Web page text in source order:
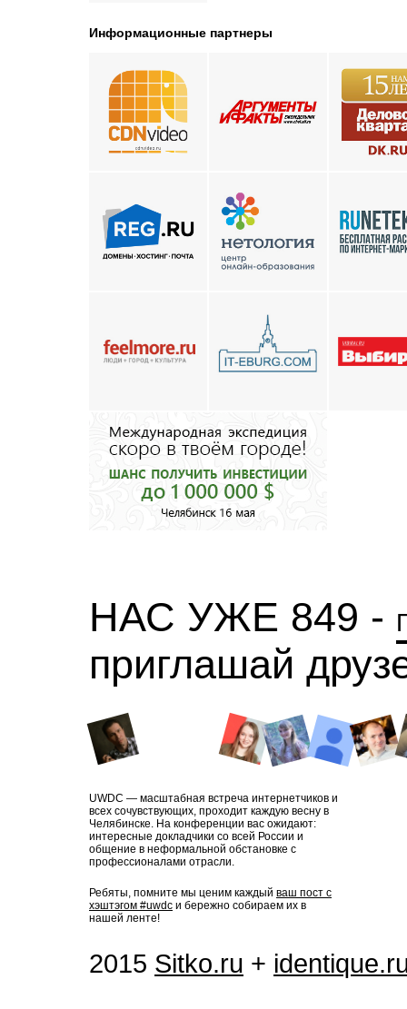
Информационные партнеры
НАС УЖЕ 849 -
приглашай
UWDC — масштабная встреча интернетчиков и
всех сочувствующих, проходит каждую весну в
Челябинске. На конференции вас ожидают:
интересные докладчики со всей России и
общение в неформальной обстановке с
профессионалами отрасли.
Ребяты, помните мы ценим каждый ваш пост с
хэштэгом #uwdc и бережно собираем их в
нашей ленте!
2015 Sitko.ru +